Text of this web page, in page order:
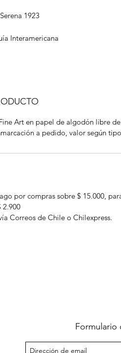
1923
Interamericana
Art en papel de algodón libre
a pedido, valor según
por compras sobre $ 15.000,
2.900
Correos de Chile o Chilexpress.
Formulario